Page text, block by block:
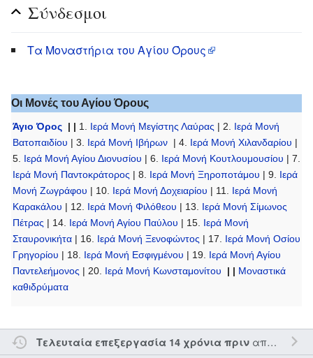
Σύνδεσμοι
Τα Μοναστήρια του Αγίου Όρους
Οι Μονές του Αγίου Όρους
Άγιο Όρος | | 1. Ιερά Μονή Μεγίστης Λαύρας | 2. Ιερά Μονή
Βατοπαιδίου | 3. Ιερά Μονή Ιβήρων | 4. Ιερά Μονή Χιλανδαρίου |
5. Ιερά Μονή Αγίου Διονυσίου | 6. Ιερά Μονή Κουτλουμουσίου | 7.
Ιερά Μονή Παντοκράτορος | 8. Ιερά Μονή Ξηροποτάμου | 9. Ιερά
Μονή Ζωγράφου | 10. Ιερά Μονή Δοχειαρίου | 11. Ιερά Μονή
Καρακάλου | 12. Ιερά Μονή Φιλόθεου | 13. Ιερά Μονή Σίμωνος
Πέτρας | 14. Ιερά Μονή Αγίου Παύλου | 15. Ιερά Μονή
Σταυρονικήτα | 16. Ιερά Μονή Ξενοφώντος | 17. Ιερά Μονή Οσίου
Γρηγορίου | 18. Ιερά Μονή Εσφιγμένου | 19. Ιερά Μονή Αγίου
Παντελεήμονος | 20. Ιερά Μονή Κωνσταμονίτου | | Μοναστικά
καθιδρύματα
Τελευταία επεξεργασία 14 χρόνια πριναπό τον την